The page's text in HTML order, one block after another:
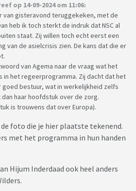
op 14-09-2024 om 11:06:
van gisteravond teruggekeken, met de
heb ik toch sterkt de indruk dat NSC al
staat. Zij willen toch echt eerst een
van de asielcrisis zien. De kans dat die er
van Agema naar de vraag wat het
het regeerprogramma. Zij dacht dat het
bestuur, wat in werkelijkheid zelfs
haar hoofdstuk over de zorg.
is trouwens dat over Europa).
foto die je hier plaatste tekenend.
met het programma in hun handen
Hijum Inderdaad ook heel anders